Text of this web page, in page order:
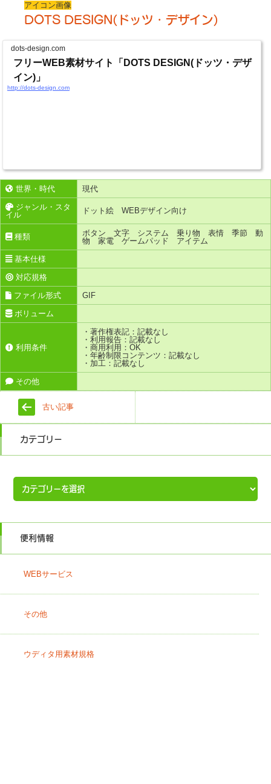
アイコン画像
DOTS DESIGN(ドッツ・デザイン)
dots-design.com
フリーWEB素材サイト「DOTS DESIGN(ドッツ・デザ
イン)」
http://dots-design.com
世界・時代
現代
ジャンル・スタ
イル
ドット絵 WEBデザイン向け
種類
ボタン 文字 システム 乗り物 表情 季節 動
物 家電 ゲームパッド アイテム
基本仕様
対応規格
ファイル形式
GIF
ボリューム
利用条件
・著作権表記：記載なし
・利用報告：記載なし
・商用利用：OK
・年齢制限コンテンツ：記載なし
・加工：記載なし
その他
古い記事
カテゴリー
便利情報
WEBサービス
その他
ウディタ用素材規格